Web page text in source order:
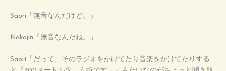
Saori「無音なんだけど。」
Nakajin「無音なんだね。」
Saori「だって、そのラジオをかけてたり音楽をかけてたりする